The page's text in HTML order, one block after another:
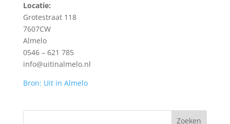
Locatie:
Grotestraat 118
7607CW
Almelo
0546 – 621 785
info@uitinalmelo.nl
Bron: Uit in Almelo